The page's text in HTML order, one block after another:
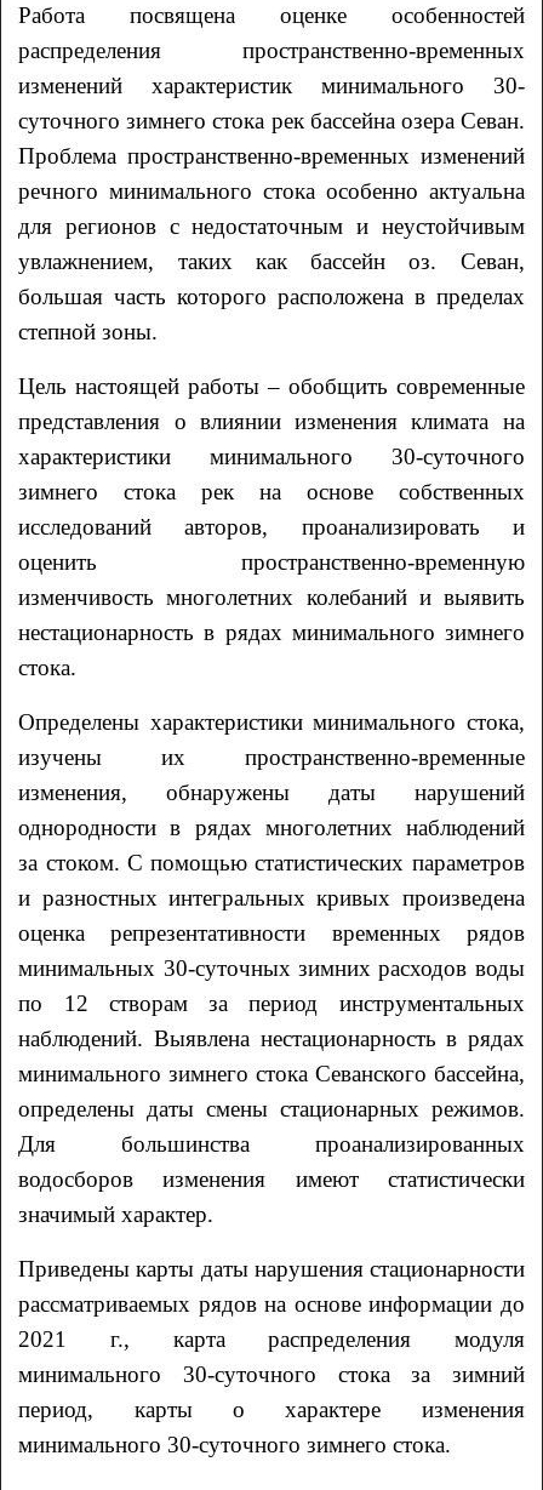
Работа посвящена оценке особенностей
распределения пространственно-временных
изменений характеристик минимального 30-
суточного зимнего стока рек бассейна озера Севан.
Проблема пространственно-временных изменений
речного минимального стока особенно актуальна
для регионов с недостаточным и неустойчивым
увлажнением, таких как бассейн оз. Севан,
большая часть которого расположена в пределах
степной зоны.
Цель настоящей работы ‒ обобщить современные
представления о влиянии изменения климата на
характеристики минимального 30-суточного
зимнего стока рек на основе собственных
исследований авторов, проанализировать и
оценить пространственно-временную
изменчивость многолетних колебаний и выявить
нестационарность в рядах минимального зимнего
стока.
Определены характеристики минимального стока,
изучены их пространственно-временные
изменения, обнаружены даты нарушений
однородности в рядах многолетних наблюдений
за стоком. С помощью статистических параметров
и разностных интегральных кривых произведена
оценка репрезентативности временных рядов
минимальных 30-суточных зимних расходов воды
по 12 створам за период инструментальных
наблюдений. Выявлена нестационарность в рядах
минимального зимнего стока Севанского бассейна,
определены даты смены стационарных режимов.
Для большинства проанализированных
водосборов изменения имеют статистически
значимый характер.
Приведены карты даты нарушения стационарности
рассматриваемых рядов на основе информации до
2021 г., карта распределения модуля
минимального 30-суточного стока за зимний
период, карты о характере изменения
минимального 30-суточного зимнего стока.